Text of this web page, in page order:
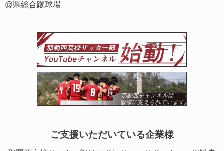
@県総合蹴球場
ご支援いただいている企業様